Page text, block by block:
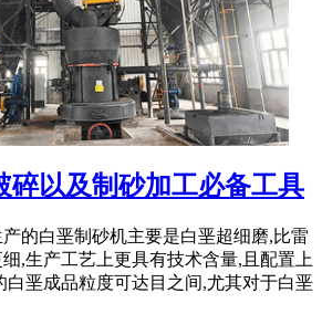
碎以及制砂加工必备工具
的白垩制砂机主要是白垩超细磨,比雷
,生产工艺上更具有技术含量,且配置上
白垩成品粒度可达目之间,尤其对于白垩